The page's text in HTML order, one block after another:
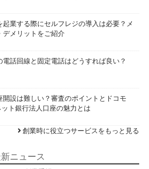
起業する際にセルフレジの導入は必要？メ
デメリットをご紹介
電話回線と固定電話はどうすれば良い？
開設は難しい？審査のポイントとドコモ
ト銀行法人口座の魅力とは
創業時に役立つサービスをもっと見る
ニュース